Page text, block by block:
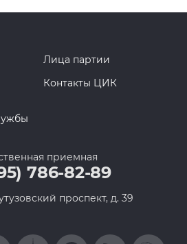
Лица партии
Контакты ЦИК
приемная
786-82-89
проспект, д. 39